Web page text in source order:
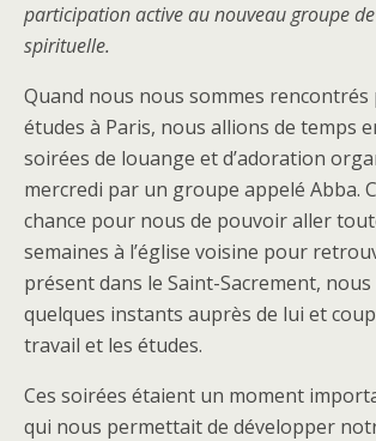
participation active au nouveau groupe
spirituelle.
Quand nous nous sommes rencontrés
études à Paris, nous allions de temps
soirées de louange et d’adoration
mercredi par un groupe appelé Abba.
chance pour nous de pouvoir aller
semaines à l’église voisine pour
présent dans le Saint-Sacrement,
quelques instants auprès de lui et
travail et les études.
Ces soirées étaient un moment
qui nous permettait de développer